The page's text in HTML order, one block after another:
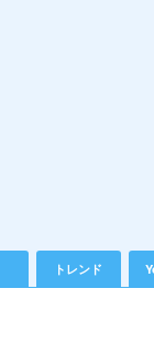
トレンド